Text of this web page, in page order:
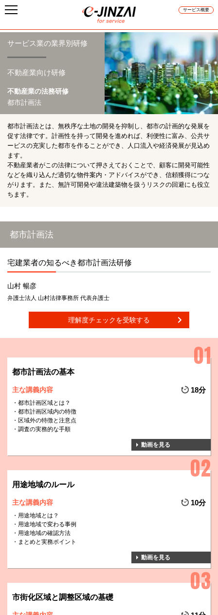
サービス概要
サービス業の業界別研修
不動産業向け研修
不動産業の法務研修
都市計画法
都市計画法とは、無秩序な土地の開発を抑制し、都市の計画的な発展を
促す法律です。計画性を持って開発を進めれば、利便性に富み、公共サ
ービスの充実した都市を作ることができ、人口流入や経済発展が見込め
ます。
不動産業者がこの法律について押さえておくことで、顧客に開発可能性
などを織り込んだ適切な物件案内・アドバイスができ、信頼獲得につな
がります。また、無許可開発や違法建築物を扱うリスクの回避にも役立
ちます。
都市計画法
宅建業者の知るべき都市計画法研修
山村 暢彦
弁護士法人 山村法律事務所 代表弁護士
理解度チェックを受験する
都市計画法の基本
主な講義内容 18分
都市計画区域とは？
都市計画区域内の特徴
区域外の特徴と注意点
調査の実務的な手順
動画を見る
用途地域のルール
主な講義内容 10分
用途地域とは？
用途地域で変わる事例
用途地域の確認方法
まとめと実務ポイント
動画を見る
市街化区域と調整区域の基礎